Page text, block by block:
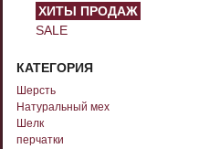
ХИТЫ ПРОДАЖ
SALE
КАТЕГОРИЯ
Шерсть
Натуральный мех
Шелк
перчатки